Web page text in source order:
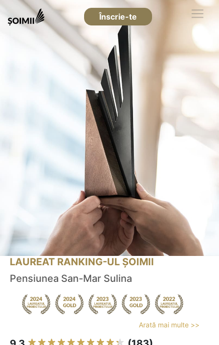
Înscrie-te
LAUREAT RANKING-UL ȘOIMII
Pensiunea San-Mar Sulina
Arată mai multe >>